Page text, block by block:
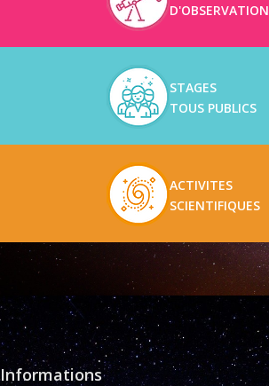
D'OBSERVATION
STAGES
TOUS PUBLICS
ACTIVITES
SCIENTIFIQUES
Informations